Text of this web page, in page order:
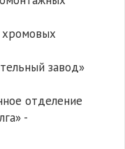
завод»
отделение
-